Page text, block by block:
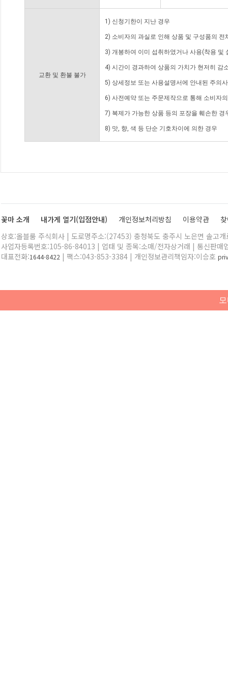
교환 및 환불 불가
1) 신청기한이 지난 경우
2) 소비자의 과실로 인해 상품 및 구성품의
3) 개봉하여 이미 섭취하였거나 사용(착용 및
4) 시간이 경과하여 상품의 가치가 현저히 감
5) 상세정보 또는 사용설명서에 안내된 주의
6) 사전예약 또는 주문제작으로 통해 소비자
7) 복제가 가능한 상품 등의 포장을 훼손한 경
8) 맛, 향, 색 등 단순 기호차이에 의한 경우
꽃마 소개 내가게 열기(입점안내) 개인정보처리방침 이용약관
상호:올블룸 주식회사 | 도로명주소:(27453) 충청북도 충주시 노은면 솔고
사업자등록번호:105-86-84013 | 업태 및 종목:소매/전자상거래 | 통신판매
대표전화:1644-8422 | 팩스:043-853-3384 | 개인정보관리책임자:이승호